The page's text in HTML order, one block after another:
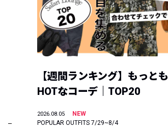
【週間ランキング】もっとも
HOTなコーデ｜TOP20
2026.08.05
NEW
POPULAR OUTFITS 7/29~8/4